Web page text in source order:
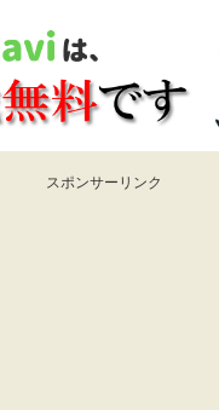
スポンサーリンク